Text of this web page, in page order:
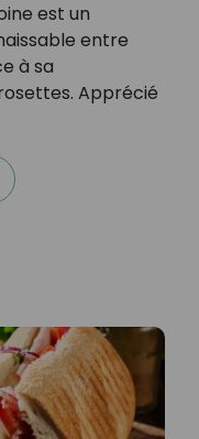
est un
entre
à sa
Apprécié